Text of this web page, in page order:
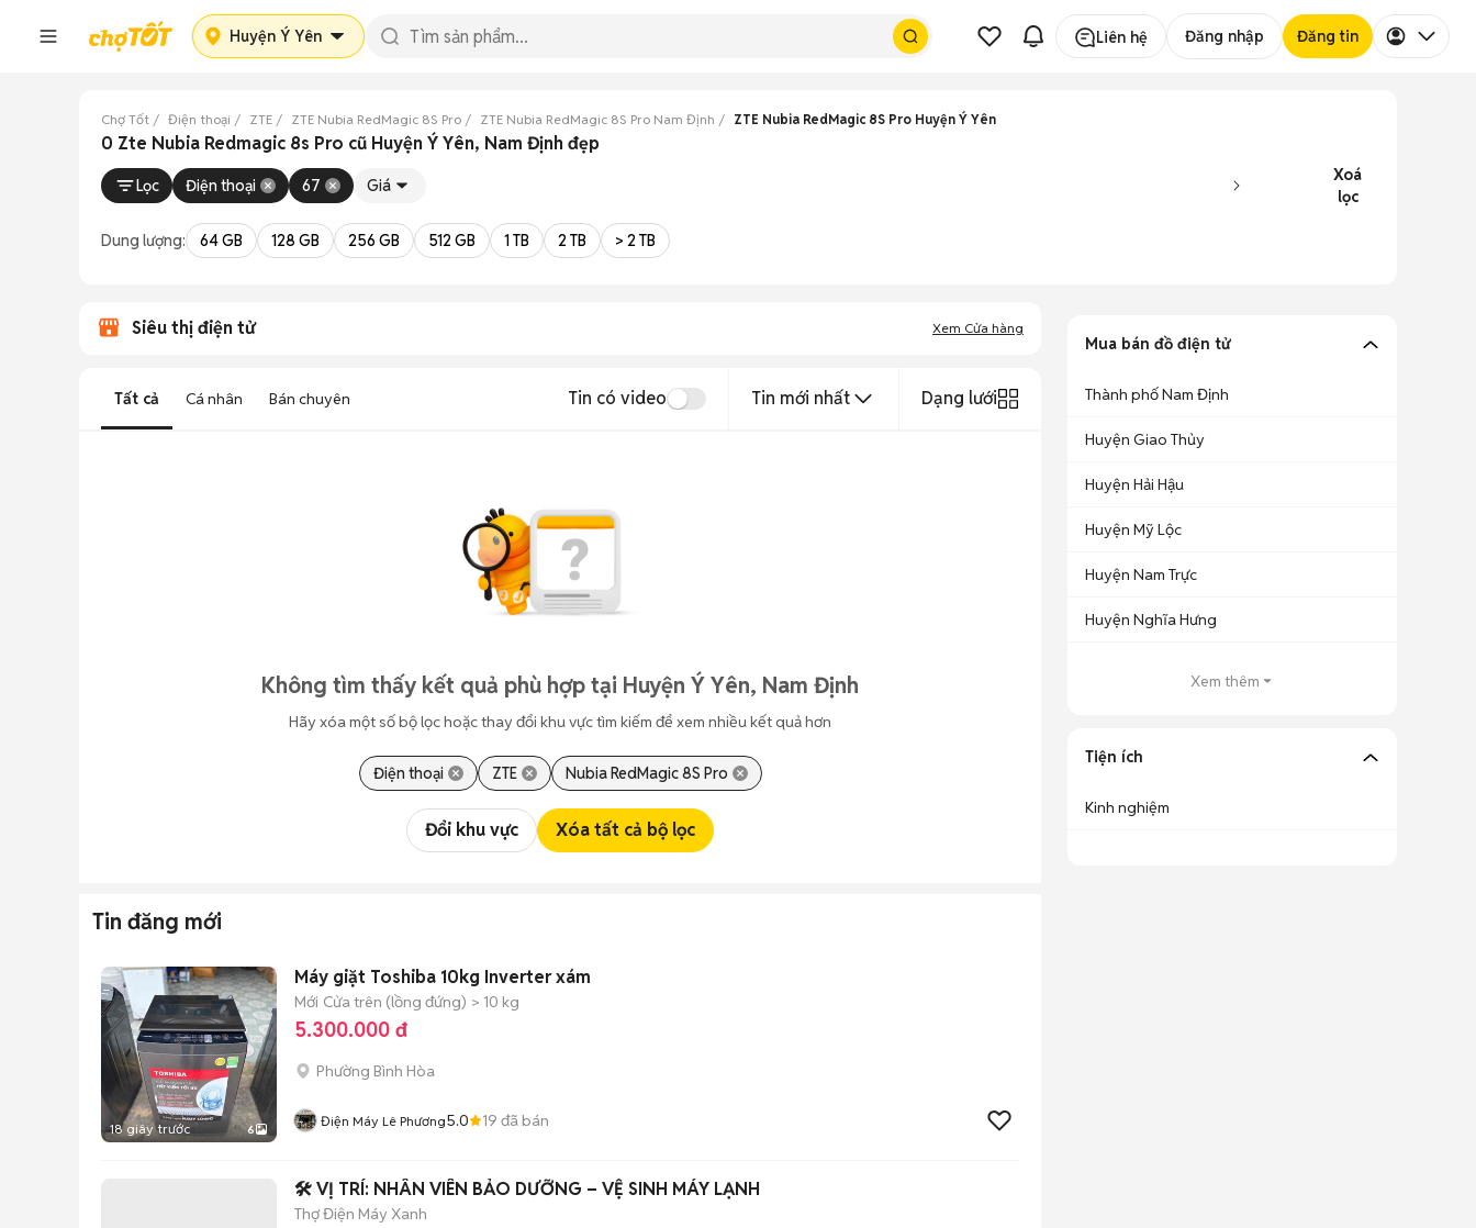
Huyện Ý Yên Liên hệ Đăng nhập Đăng tin
Chợ Tốt Điện thoại ZTE ZTE Nubia RedMagic 8S Pro ZTE Nubia RedMagic 8S Pro Nam Định ZTE Nubia RedMagic 8S Pro Huyện Ý Yên
0 Zte Nubia Redmagic 8s Pro cũ Huyện Ý Yên, Nam Định đẹp
Lọc Điện thoại 67 Giá
Xoá
lọc
Dung lượng: 64 GB 128 GB 256 GB 512 GB 1 TB 2 TB > 2 TB
Siêu thị điện tử Xem Cửa hàng
Tất cả Cá nhân Bán chuyên Tin có video Tin mới nhất Dạng lưới
Không tìm thấy kết quả phù hợp tại Huyện Ý Yên, Nam Định
Hãy xóa một số bộ lọc hoặc thay đổi khu vực tìm kiếm để xem nhiều kết quả hơn
Điện thoại ZTE Nubia RedMagic 8S Pro
Đổi khu vực Xóa tất cả bộ lọc
Tin đăng mới
18 giây trước 6
Máy giặt Toshiba 10kg Inverter xám
Mới Cửa trên (lồng đứng) > 10 kg
5.300.000 đ
Phường Bình Hòa
Điện Máy Lê Phương5.0 19 đã bán
🛠️ VỊ TRÍ: NHÂN VIÊN BẢO DƯỠNG – VỆ SINH MÁY LẠNH
Thợ Điện Máy Xanh
Mua bán đồ điện tử
Thành phố Nam Định
Huyện Giao Thủy
Huyện Hải Hậu
Huyện Mỹ Lộc
Huyện Nam Trực
Huyện Nghĩa Hưng
Xem thêm
Tiện ích
Kinh nghiệm